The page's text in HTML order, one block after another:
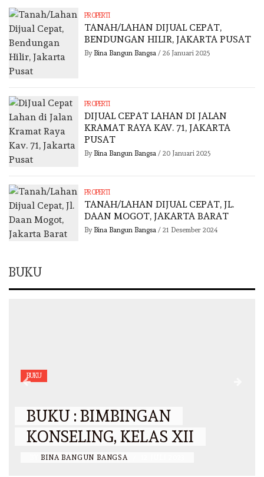
PROPERTI
TANAH/LAHAN DIJUAL CEPAT,
BENDUNGAN HILIR, JAKARTA PUSAT
By Bina Bangun Bangsa/ 26 Januari 2025
PROPERTI
DIJUAL CEPAT LAHAN DI JALAN
KRAMAT RAYA KAV. 71, JAKARTA
PUSAT
By Bina Bangun Bangsa/ 20 Januari 2025
PROPERTI
TANAH/LAHAN DIJUAL CEPAT, JL.
DAAN MOGOT, JAKARTA BARAT
By Bina Bangun Bangsa/ 21 Desember 2024
BUKU
BUKU
BUKU : BIMBINGAN
KONSELING, KELAS XII
BINA BANGUN BANGSA